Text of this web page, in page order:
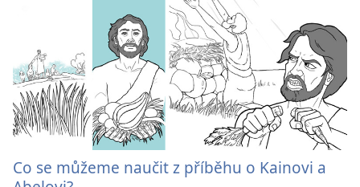
Co se můžeme naučit z příběhu o Kainovi a